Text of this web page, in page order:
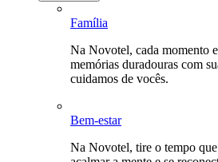
Família
Na Novotel, cada momento
memórias duradouras com
cuidamos de vocês.
Bem-estar
Na Novotel, tire o tempo